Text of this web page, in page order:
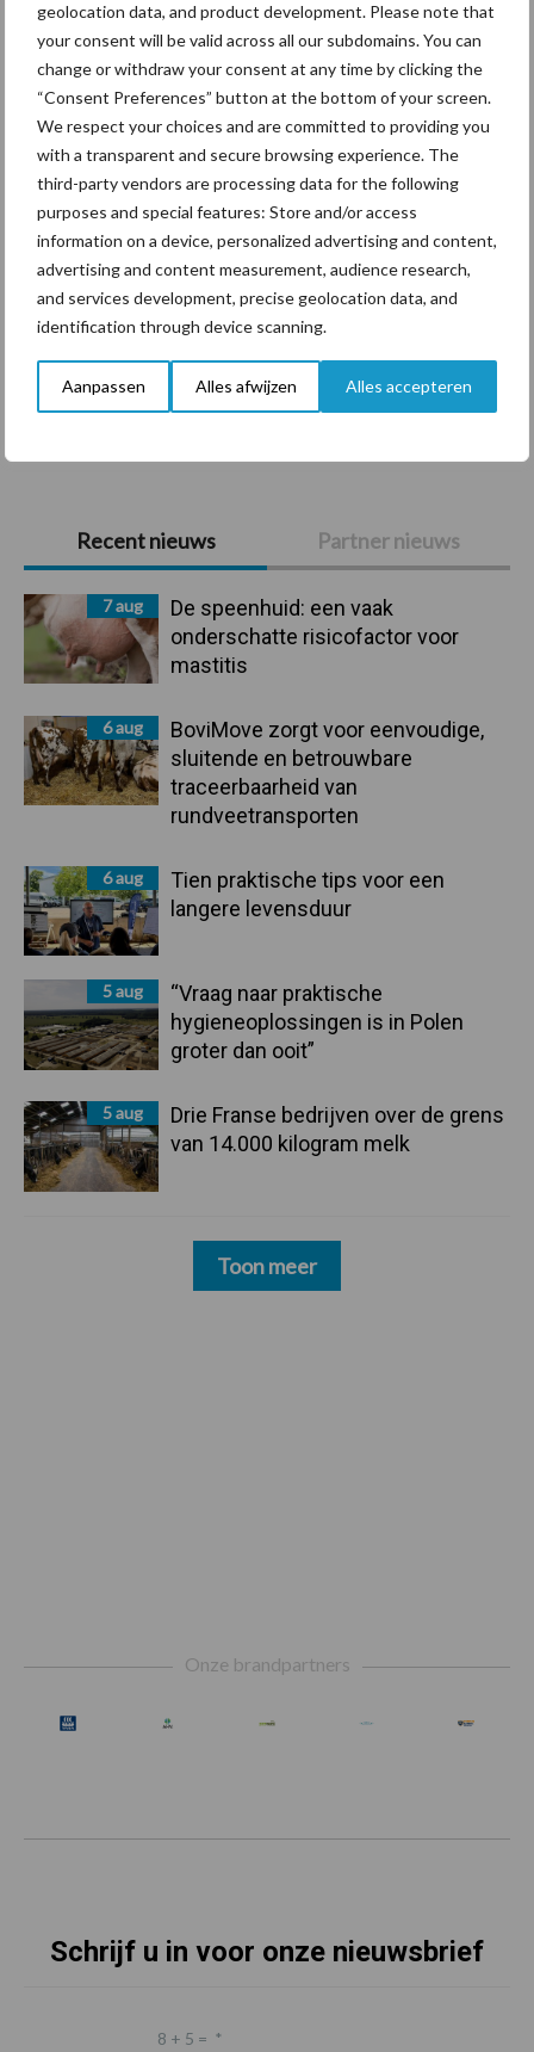
geolocation data, and product development. Please note that
your consent will be valid across all our subdomains. You can
change or withdraw your consent at any time by clicking the
“Consent Preferences” button at the bottom of your screen.
We respect your choices and are committed to providing you
with a transparent and secure browsing experience. The
third-party vendors are processing data for the following
purposes and special features: Store and/or access
information on a device, personalized advertising and content,
advertising and content measurement, audience research,
and services development, precise geolocation data, and
identification through device scanning.
Aanpassen Alles afwijzen Alles accepteren
Primaire
Sidebar
Recent nieuws Partner nieuws
7 aug
De speenhuid: een vaak
onderschatte risicofactor voor
mastitis
6 aug
BoviMove zorgt voor eenvoudige,
sluitende en betrouwbare
traceerbaarheid van
rundveetransporten
6 aug
Tien praktische tips voor een
langere levensduur
5 aug
“Vraag naar praktische
hygieneoplossingen is in Polen
groter dan ooit”
5 aug
Drie Franse bedrijven over de grens
van 14.000 kilogram melk
Toon meer
onderschatte risicofactor
voor mastitis
BoviMove zorgt voor
eenvoudige, sluitende en
betrouwbare
traceerbaarheid van
rundveetransporten
Tien praktische tips voor
een langere levensduur
Onze brandpartners
Schrijf u in voor onze nieuwsbrief
8 + 5 = *